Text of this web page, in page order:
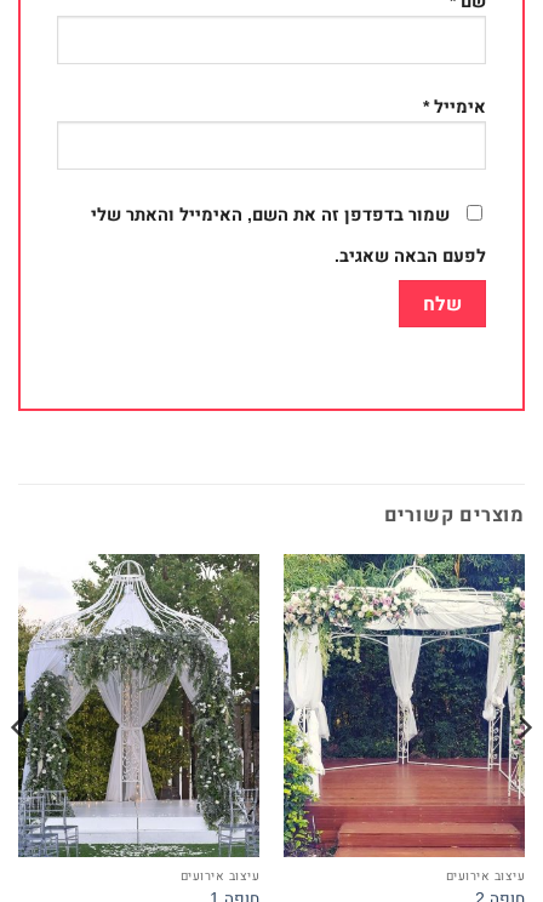
אימייל*
שמור בדפדפן זה את השם, האימייל והאתר שלי
לפעם הבאה שאגיב.
מוצרים קשורים
עיצוב אירועים עיצוב אירועים